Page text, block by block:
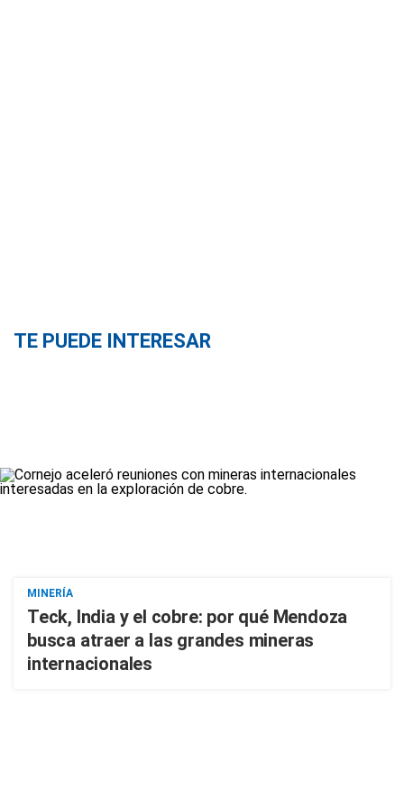
TE PUEDE INTERESAR
MINERÍA
Teck, India y el cobre: por qué Mendoza
busca atraer a las grandes mineras
internacionales